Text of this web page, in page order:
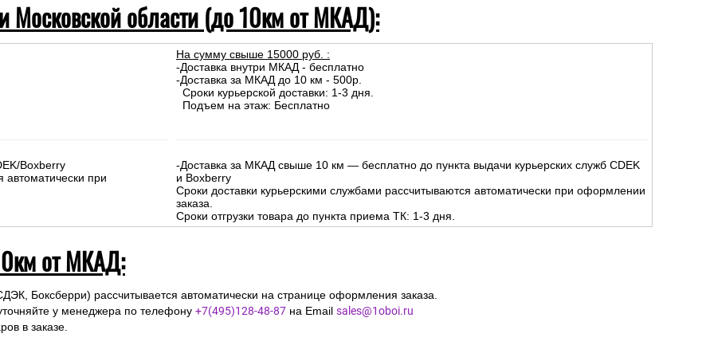
Московской области (до 10км от МКАД):
Boxberry
автоматически при
На сумму свыше 15000 руб. :
-Доставка внутри МКАД - бесплатно
-Доставка за МКАД до 10 км - 500р.
Сроки курьерской доставки: 1-3 дня.
Подъем на этаж: Бесплатно
-Доставка за МКАД свыше 10 км — бесплатно до пункта выдачи курьерских служб CDEK
и Boxberry
Сроки доставки курьерскими службами рассчитываются автоматически при оформлении
заказа.
Сроки отгрузки товара до пункта приема ТК: 1-3 дня.
от МКАД:
Боксберри) рассчитывается автоматически на странице оформления заказа.
у менеджера по телефону +7(495)128-48-87 на Email sales@1oboi.ru
в заказе.